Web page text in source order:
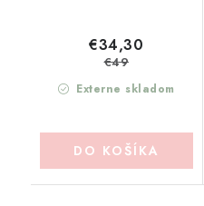
Externe skladom
€34,30
€49
DO KOŠÍKA